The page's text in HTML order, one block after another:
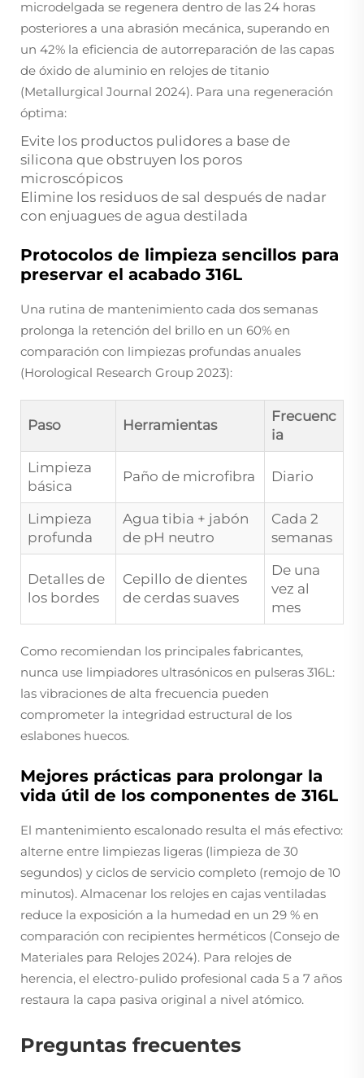
microdelgada se regenera dentro de las 24 horas
posteriores a una abrasión mecánica, superando en
un 42% la eficiencia de autorreparación de las capas
de óxido de aluminio en relojes de titanio
(Metallurgical Journal 2024). Para una regeneración
óptima:
Evite los productos pulidores a base de
silicona que obstruyen los poros
microscópicos
Elimine los residuos de sal después de nadar
con enjuagues de agua destilada
Protocolos de limpieza sencillos para
preservar el acabado 316L
Una rutina de mantenimiento cada dos semanas
prolonga la retención del brillo en un 60% en
comparación con limpiezas profundas anuales
(Horological Research Group 2023):
Paso Herramientas
Frecuenc
ia
Limpieza
básica
Paño de microfibra Diario
Limpieza
profunda
Agua tibia + jabón
de pH neutro
Cada 2
semanas
Detalles de
los bordes
Cepillo de dientes
de cerdas suaves
De una
vez al
mes
Como recomiendan los principales fabricantes,
nunca use limpiadores ultrasónicos en pulseras 316L:
las vibraciones de alta frecuencia pueden
comprometer la integridad estructural de los
eslabones huecos.
Mejores prácticas para prolongar la
vida útil de los componentes de 316L
El mantenimiento escalonado resulta el más efectivo:
alterne entre limpiezas ligeras (limpieza de 30
segundos) y ciclos de servicio completo (remojo de 10
minutos). Almacenar los relojes en cajas ventiladas
reduce la exposición a la humedad en un 29 % en
comparación con recipientes herméticos (Consejo de
Materiales para Relojes 2024). Para relojes de
herencia, el electro-pulido profesional cada 5 a 7 años
restaura la capa pasiva original a nivel atómico.
Preguntas frecuentes